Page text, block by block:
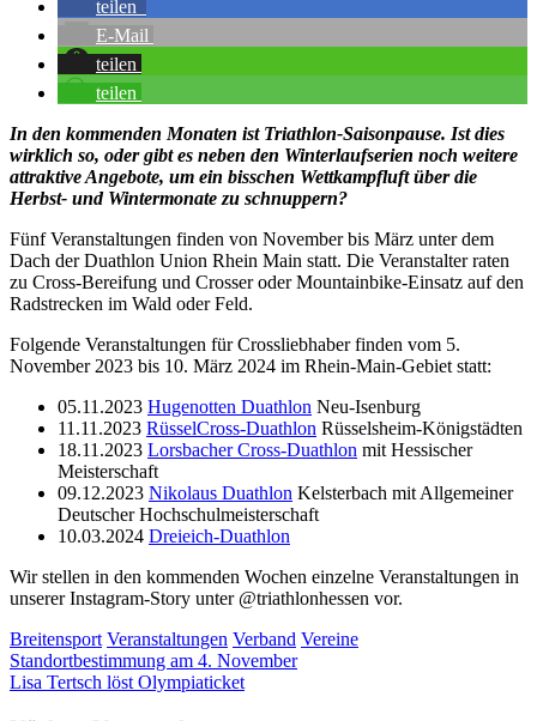
teilen
E-Mail
teilen
teilen
In den kommenden Monaten ist Triathlon-Saisonpause. Ist dies
wirklich so, oder gibt es neben den Winterlaufserien noch weitere
attraktive Angebote, um ein bisschen Wettkampfluft über die
Herbst- und Wintermonate zu schnuppern?
Fünf Veranstaltungen finden von November bis März unter dem
Dach der Duathlon Union Rhein Main statt. Die Veranstalter raten
zu Cross-Bereifung und Crosser oder Mountainbike-Einsatz auf den
Radstrecken im Wald oder Feld.
Folgende Veranstaltungen für Crossliebhaber finden vom 5.
November 2023 bis 10. März 2024 im Rhein-Main-Gebiet statt:
05.11.2023 Hugenotten Duathlon Neu-Isenburg
11.11.2023 RüsselCross-Duathlon Rüsselsheim-Königstädten
18.11.2023 Lorsbacher Cross-Duathlon mit Hessischer
Meisterschaft
09.12.2023 Nikolaus Duathlon Kelsterbach mit Allgemeiner
Deutscher Hochschulmeisterschaft
10.03.2024 Dreieich-Duathlon
Wir stellen in den kommenden Wochen einzelne Veranstaltungen in
unserer Instagram-Story unter @triathlonhessen vor.
Breitensport Veranstaltungen Verband Vereine
Beitragsnavigation
Vorheriger
Beitrag:
Standortbestimmung am 4. November
Nächster
Lisa Tertsch löst Olympiaticket